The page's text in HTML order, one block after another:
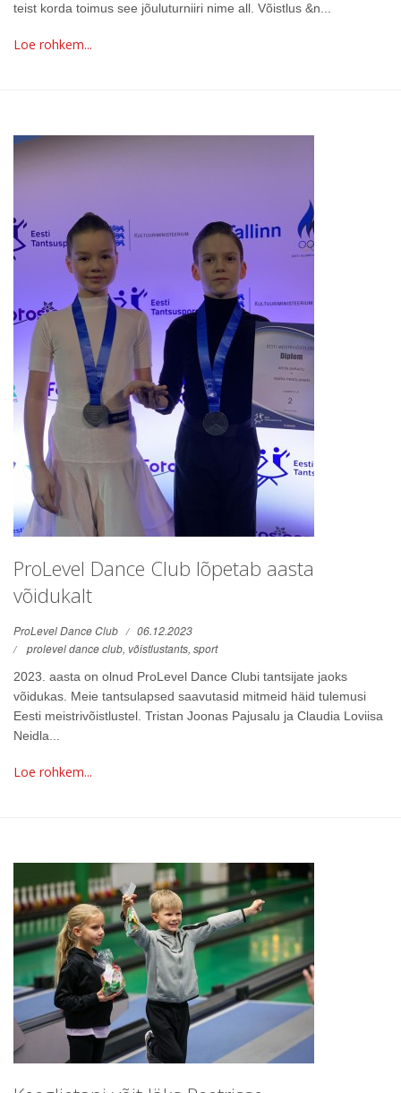
teist korda toimus see jõuluturniiri nime all. Võistlus &n...
Loe rohkem...
ProLevel Dance Club lõpetab aasta
võidukalt
ProLevel Dance Club
06.12.2023
prolevel dance club, võistlustants, sport
2023. aasta on olnud ProLevel Dance Clubi tantsijate jaoks
võidukas. Meie tantsulapsed saavutasid mitmeid häid tulemusi
Eesti meistrivõistlustel. Tristan Joonas Pajusalu ja Claudia Loviisa
Neidla...
Loe rohkem...